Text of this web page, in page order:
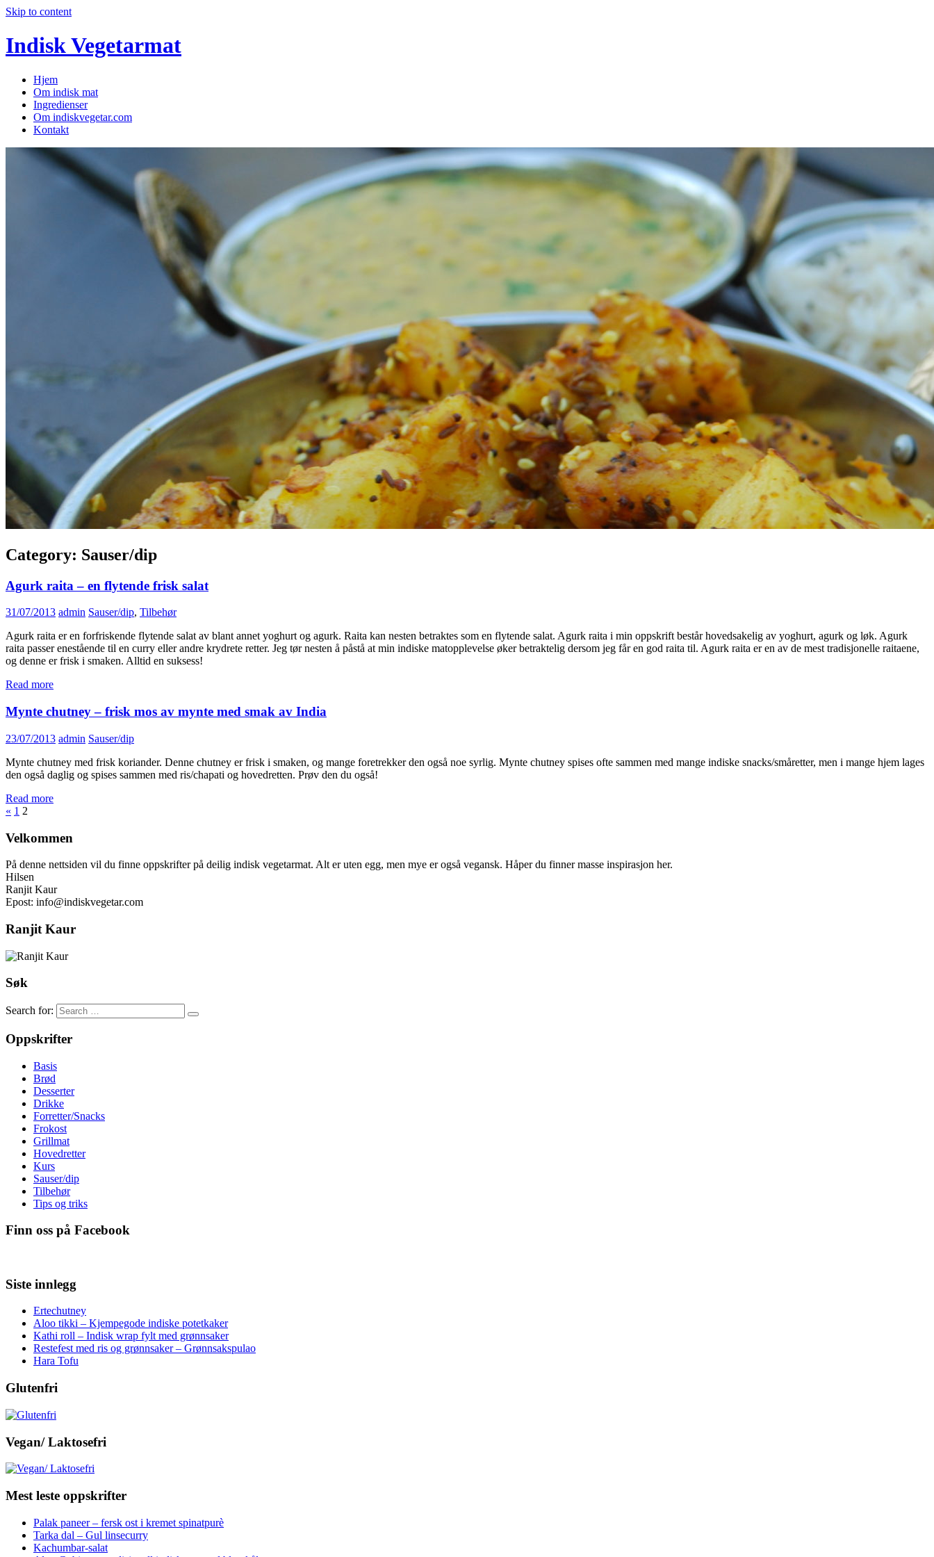
Skip to content
Indisk Vegetarmat
Hjem
Om indisk mat
Ingredienser
Om indiskvegetar.com
Kontakt
Category: Sauser/dip
Agurk raita – en flytende frisk salat
31/07/2013 admin Sauser/dip, Tilbehør
Agurk raita er en forfriskende flytende salat av blant annet yoghurt og agurk. Raita kan nesten betraktes som en flytende salat. Agurk raita i min oppskrift består hovedsakelig av yoghurt, agurk og løk. Agurk
raita passer enestående til en curry eller andre krydrete retter. Jeg tør nesten å påstå at min indiske matopplevelse øker betraktelig dersom jeg får en god raita til. Agurk raita er en av de mest tradisjonelle raitaene,
og denne er frisk i smaken. Alltid en suksess!
Read more
Mynte chutney – frisk mos av mynte med smak av India
23/07/2013 admin Sauser/dip
Mynte chutney med frisk koriander. Denne chutney er frisk i smaken, og mange foretrekker den også noe syrlig. Mynte chutney spises ofte sammen med mange indiske snacks/småretter, men i mange hjem lages
den også daglig og spises sammen med ris/chapati og hovedretten. Prøv den du også!
Read more
« 1 2
Velkommen
På denne nettsiden vil du finne oppskrifter på deilig indisk vegetarmat. Alt er uten egg, men mye er også vegansk. Håper du finner masse inspirasjon her.
Hilsen
Ranjit Kaur
Epost: info@indiskvegetar.com
Ranjit Kaur
Søk
Search for:
Oppskrifter
Basis
Brød
Desserter
Drikke
Forretter/Snacks
Frokost
Grillmat
Hovedretter
Kurs
Sauser/dip
Tilbehør
Tips og triks
Finn oss på Facebook
Siste innlegg
Ertechutney
Aloo tikki – Kjempegode indiske potetkaker
Kathi roll – Indisk wrap fylt med grønnsaker
Restefest med ris og grønnsaker – Grønnsakspulao
Hara Tofu
Glutenfri
Vegan/ Laktosefri
Mest leste oppskrifter
Palak paneer – fersk ost i kremet spinatpurè
Tarka dal – Gul linsecurry
Kachumbar-salat